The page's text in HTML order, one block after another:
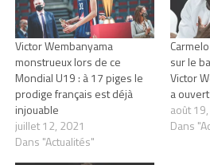
Victor Wembanyama
monstrueux lors de ce
Mondial U19 : à 17 piges le
prodige français est déjà
injouable
juillet 12, 2021
Dans "Actualités"
sur le
Victor
a
août
Dans